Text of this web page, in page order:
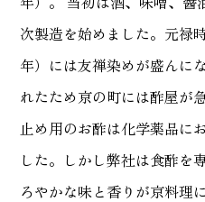
次製造を始めました。元禄
年）には友禅染めが盛んにな
れたため京の町には酢屋が
止め用のお酢は化学薬品に
した。 しかし弊社は食酢を
ろやかな味と香りが京料理